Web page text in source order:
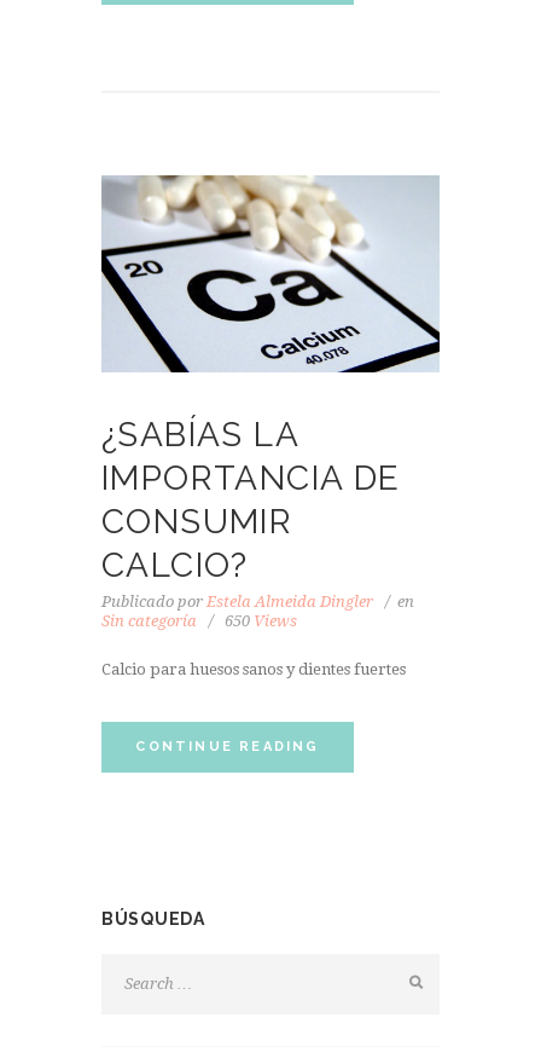
¿SABÍAS LA
IMPORTANCIA DE
CONSUMIR
CALCIO?
Publicado por Estela Almeida Dingler
en
Sin categoría
650 Views
Calcio para huesos sanos y dientes fuertes
CONTINUE READING
BÚSQUEDA